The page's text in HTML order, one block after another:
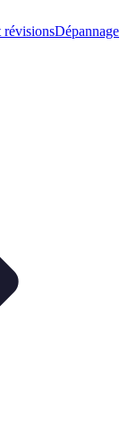
révisionsDépannage